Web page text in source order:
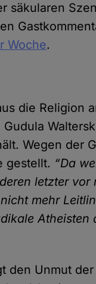
säkularen
Woche.
die Religion
Wegen der
gestellt. “Da
letzter vor
mehr
Atheisten
den Unmut